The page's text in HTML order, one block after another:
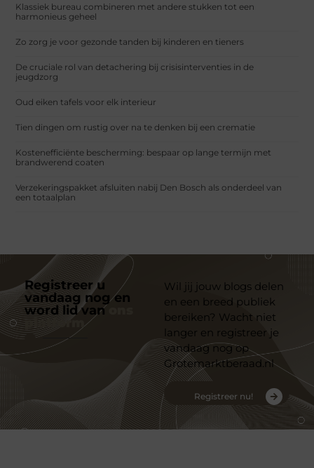
Klassiek bureau combineren met andere stukken tot een
harmonieus geheel
Zo zorg je voor gezonde tanden bij kinderen en tieners
De cruciale rol van detachering bij crisisinterventies in de
jeugdzorg
Oud eiken tafels voor elk interieur
Tien dingen om rustig over na te denken bij een crematie
Kostenefficiënte bescherming: bespaar op lange termijn met
brandwerend coaten
Verzekeringspakket afsluiten nabij Den Bosch als onderdeel van
een totaalplan
Registreer u
vandaag nog en
word lid van
platform
Wil jij jouw blogs delen
en een breed publiek
bereiken? Wacht niet
langer en registreer je
vandaag nog op
Grotemarktberaad.nl
Registreer nu!